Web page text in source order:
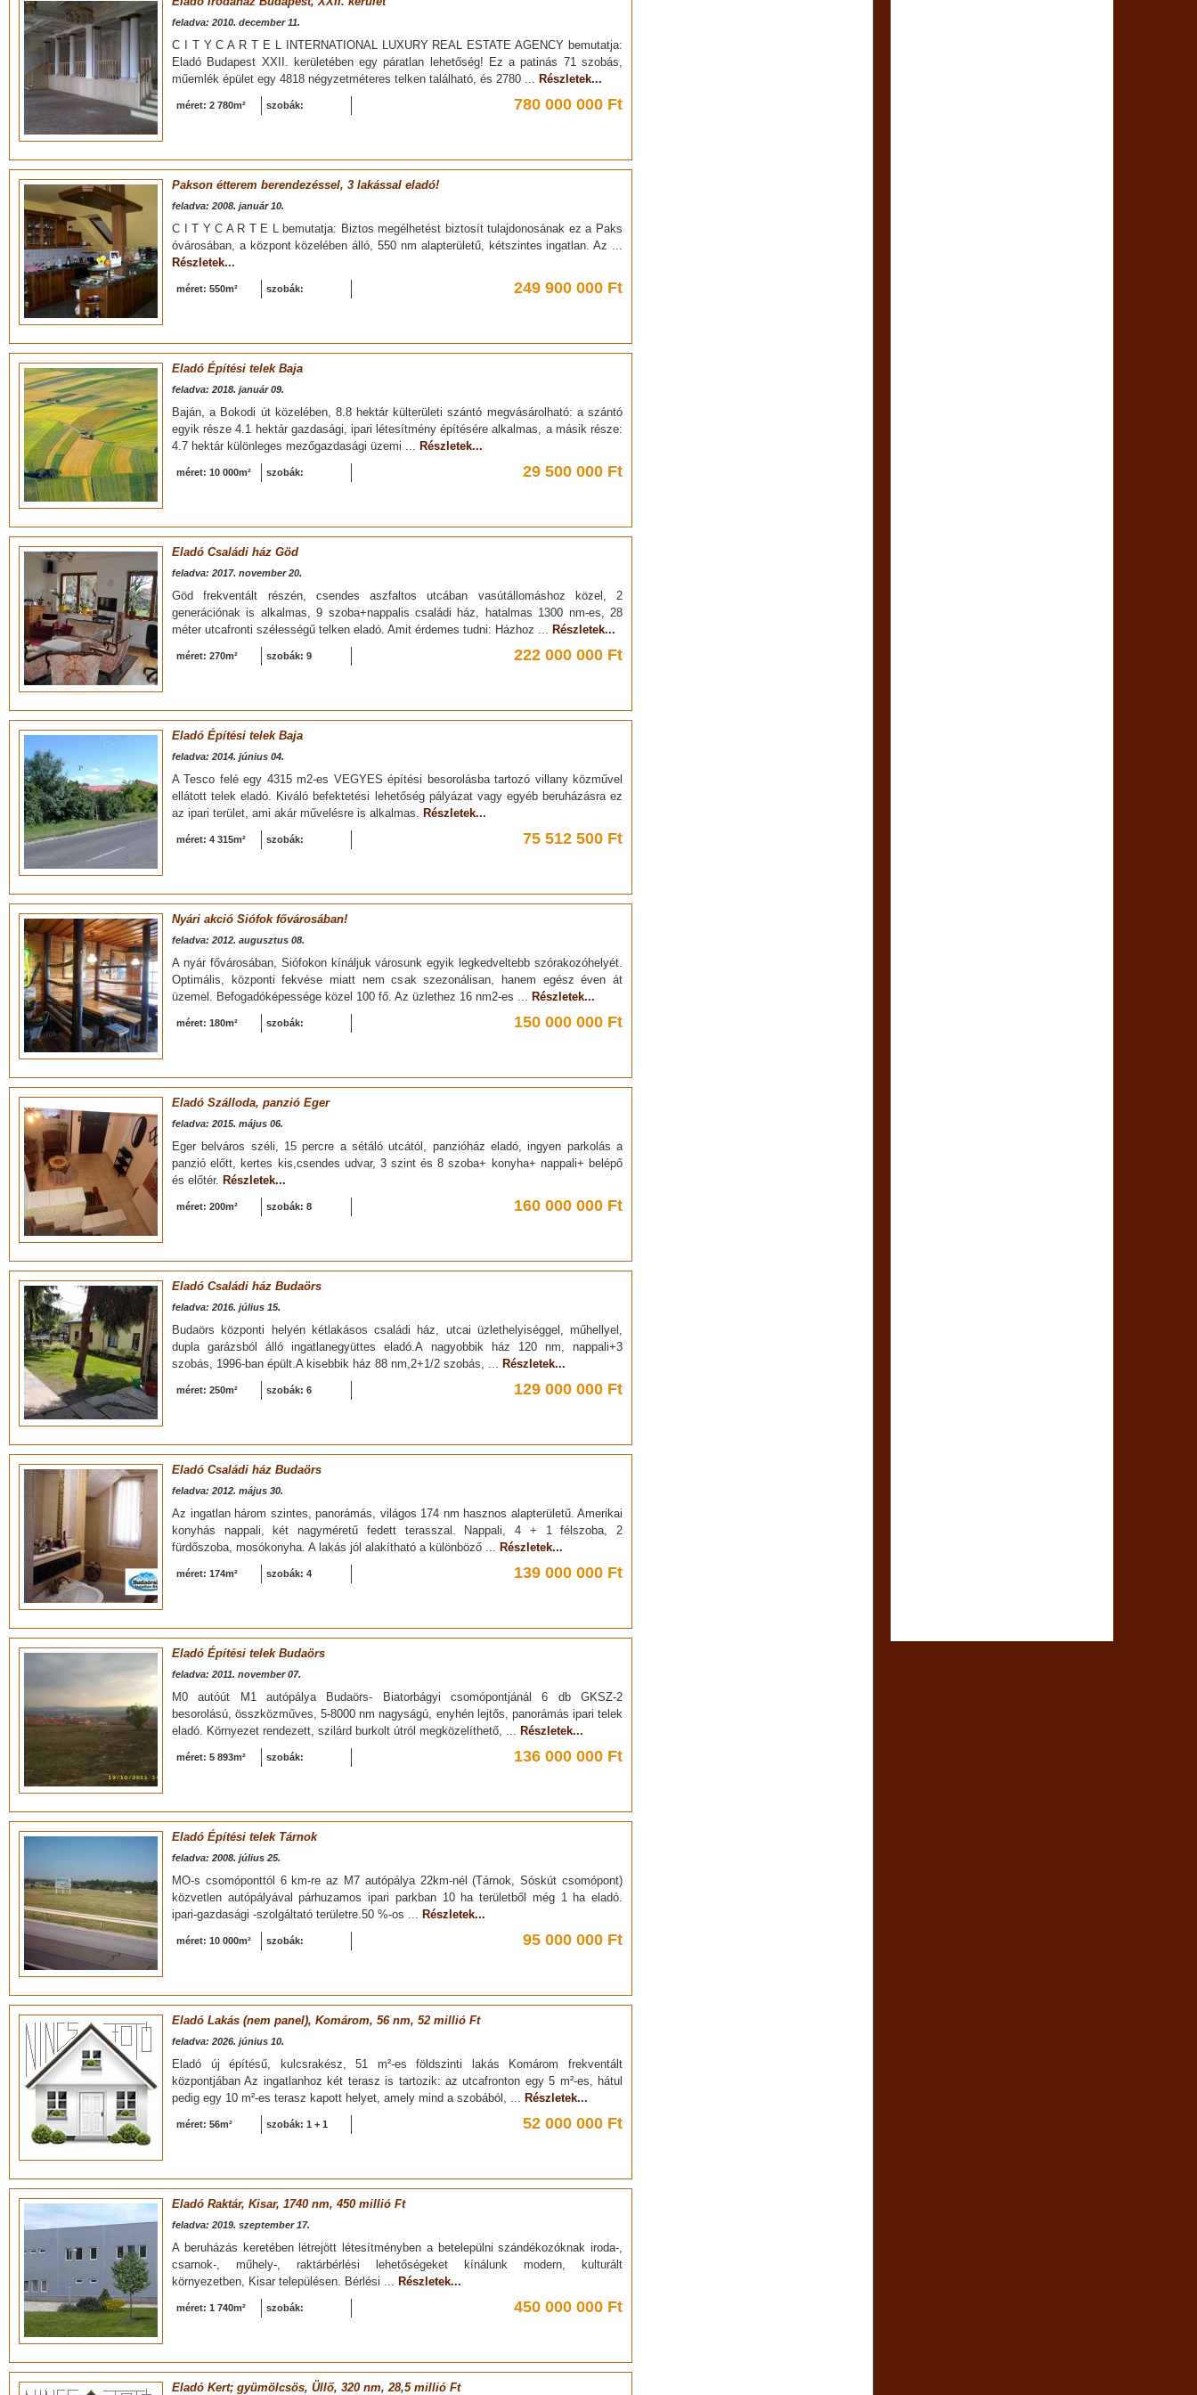
feladva: 2010. december 11.
C I T Y C A R T E L INTERNATIONAL LUXURY REAL ESTATE AGENCY bemutatja:
Eladó Budapest XXII. kerületében egy páratlan lehetőség! Ez a patinás 71 szobás,
műemlék épület egy 4818 négyzetméteres telken található, és 2780 ... Részletek...
méret: 2 780m² szobák: 780 000 000 Ft
Pakson étterem berendezéssel, 3 lakással eladó!
feladva: 2008. január 10.
C I T Y C A R T E L bemutatja: Biztos megélhetést biztosít tulajdonosának ez a Paks
óvárosában, a központ közelében álló, 550 nm alapterületű, kétszintes ingatlan. Az ...
Részletek...
méret: 550m² szobák: 249 900 000 Ft
Eladó Építési telek Baja
feladva: 2018. január 09.
Baján, a Bokodi út közelében, 8.8 hektár külterületi szántó megvásárolható: a szántó
egyik része 4.1 hektár gazdasági, ipari létesítmény építésére alkalmas, a másik része:
4.7 hektár különleges mezőgazdasági üzemi ... Részletek...
méret: 10 000m² szobák: 29 500 000 Ft
Eladó Családi ház Göd
feladva: 2017. november 20.
Göd frekventált részén, csendes aszfaltos utcában vasútállomáshoz közel, 2
generációnak is alkalmas, 9 szoba+nappalis családi ház, hatalmas 1300 nm-es, 28
méter utcafronti szélességű telken eladó. Amit érdemes tudni: Házhoz ... Részletek...
méret: 270m² szobák: 9 222 000 000 Ft
Eladó Építési telek Baja
feladva: 2014. június 04.
A Tesco felé egy 4315 m2-es VEGYES építési besorolásba tartozó villany közművel
ellátott telek eladó. Kiváló befektetési lehetőség pályázat vagy egyéb beruházásra ez
az ipari terület, ami akár művelésre is alkalmas. Részletek...
méret: 4 315m² szobák: 75 512 500 Ft
Nyári akció Siófok fővárosában!
feladva: 2012. augusztus 08.
A nyár fővárosában, Siófokon kínáljuk városunk egyik legkedveltebb szórakozóhelyét.
Optimális, központi fekvése miatt nem csak szezonálisan, hanem egész éven át
üzemel. Befogadóképessége közel 100 fő. Az üzlethez 16 nm2-es ... Részletek...
méret: 180m² szobák: 150 000 000 Ft
Eladó Szálloda, panzió Eger
feladva: 2015. május 06.
Eger belváros széli, 15 percre a sétáló utcától, panzióház eladó, ingyen parkolás a
panzió előtt, kertes kis,csendes udvar, 3 szint és 8 szoba+ konyha+ nappali+ belépő
és előtér. Részletek...
méret: 200m² szobák: 8 160 000 000 Ft
Eladó Családi ház Budaörs
feladva: 2016. július 15.
Budaörs központi helyén kétlakásos családi ház, utcai üzlethelyiséggel, műhellyel,
dupla garázsból álló ingatlanegyüttes eladó.A nagyobbik ház 120 nm, nappali+3
szobás, 1996-ban épült.A kisebbik ház 88 nm,2+1/2 szobás, ... Részletek...
méret: 250m² szobák: 6 129 000 000 Ft
Eladó Családi ház Budaörs
feladva: 2012. május 30.
Az ingatlan három szintes, panorámás, világos 174 nm hasznos alapterületű. Amerikai
konyhás nappali, két nagyméretű fedett terasszal. Nappali, 4 + 1 félszoba, 2
fürdőszoba, mosókonyha. A lakás jól alakítható a különböző ... Részletek...
méret: 174m² szobák: 4 139 000 000 Ft
Eladó Építési telek Budaörs
feladva: 2011. november 07.
M0 autóút M1 autópálya Budaörs- Biatorbágyi csomópontjánál 6 db GKSZ-2
besorolású, összközműves, 5-8000 nm nagyságú, enyhén lejtős, panorámás ipari telek
eladó. Környezet rendezett, szilárd burkolt útról megközelíthető, ... Részletek...
méret: 5 893m² szobák: 136 000 000 Ft
Eladó Építési telek Tárnok
feladva: 2008. július 25.
MO-s csomóponttól 6 km-re az M7 autópálya 22km-nél (Tárnok, Sóskút csomópont)
közvetlen autópályával párhuzamos ipari parkban 10 ha területből még 1 ha eladó.
ipari-gazdasági -szolgáltató területre.50 %-os ... Részletek...
méret: 10 000m² szobák: 95 000 000 Ft
Eladó Lakás (nem panel), Komárom, 56 nm, 52 millió Ft
feladva: 2026. június 10.
Eladó új építésű, kulcsrakész, 51 m²-es földszinti lakás Komárom frekventált
központjában Az ingatlanhoz két terasz is tartozik: az utcafronton egy 5 m²-es, hátul
pedig egy 10 m²-es terasz kapott helyet, amely mind a szobából, ... Részletek...
méret: 56m² szobák: 1 + 1 52 000 000 Ft
Eladó Raktár, Kisar, 1740 nm, 450 millió Ft
feladva: 2019. szeptember 17.
A beruházás keretében létrejött létesítményben a betelepülni szándékozóknak iroda-,
csarnok-, műhely-, raktárbérlési lehetőségeket kínálunk modern, kulturált
környezetben, Kisar településen. Bérlési ... Részletek...
méret: 1 740m² szobák: 450 000 000 Ft
Eladó Kert; gyümölcsös, Üllő, 320 nm, 28,5 millió Ft